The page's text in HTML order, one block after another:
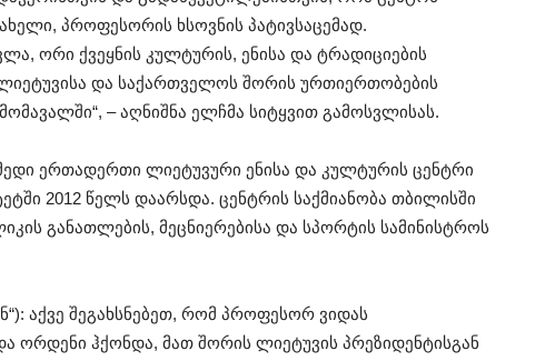
პროფესორის ხსოვნის პატივსაცემად.
ორი ქვეყნის კულტურის, ენისა და ტრადიციების
ლიეტუვისა და საქართველოს შორის ურთიერთობების
– აღნიშნა ელჩმა სიტყვით გამოსვლისას.
ერთადერთი ლიეტუვური ენისა და კულტურის ცენტრი
2012 წელს დაარსდა. ცენტრის საქმიანობა თბილისში
განათლების, მეცნიერებისა და სპორტის სამინისტროს
აქვე შეგახსნებეთ, რომ პროფესორ ვიდას
ორდენი ჰქონდა, მათ შორის ლიეტუვის პრეზიდენტისგან